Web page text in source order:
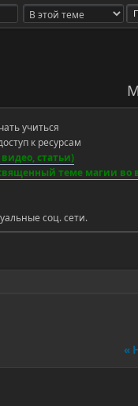
учиться
к ресурсам
статьи)
теме магии во
соц. сети.
«